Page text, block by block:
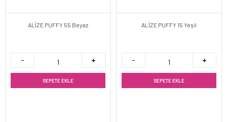
ALİZE PUFFY 55 Beyaz
SEPETE EKLE
ALİZE PUFFY 15 Yeşil
SEPETE EKLE